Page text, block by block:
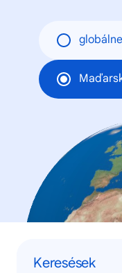
globálne
Keresések